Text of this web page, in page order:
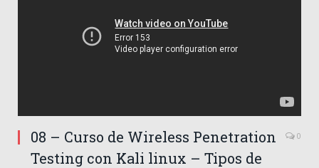
08 – Curso de Wireless Penetration
Testing con Kali linux – Tipos de
0